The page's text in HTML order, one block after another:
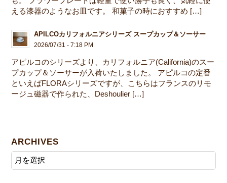
える漆器のようなお皿です。 和菓子の時におすすめ […]
APILCOカリフォルニアシリーズ スープカップ＆ソーサー
2026/07/31 - 7:18 PM
アピルコのシリーズより、カリフォルニア(California)のスー
プカップ＆ソーサーが入荷いたしました。 アピルコの定番
といえばFLORAシリーズですが、こちらはフランスのリモ
ージュ磁器で作られた、Deshoulier […]
ARCHIVES